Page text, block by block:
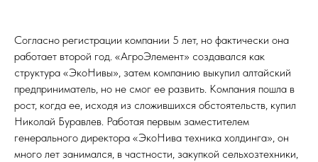
Согласно регистрации компании 5 лет, но фактически она
работает второй год. «АгроЭлемент» создавался как
структура «ЭкоНивы», затем компанию выкупил алтайский
предприниматель, но не смог ее развить. Компания пошла в
рост, когда ее, исходя из сложившихся обстоятельств, купил
Николай Буравлев. Работая первым заместителем
генерального директора «ЭкоНива техника холдинга», он
много лет занимался, в частности, закупкой сельхозтехники,